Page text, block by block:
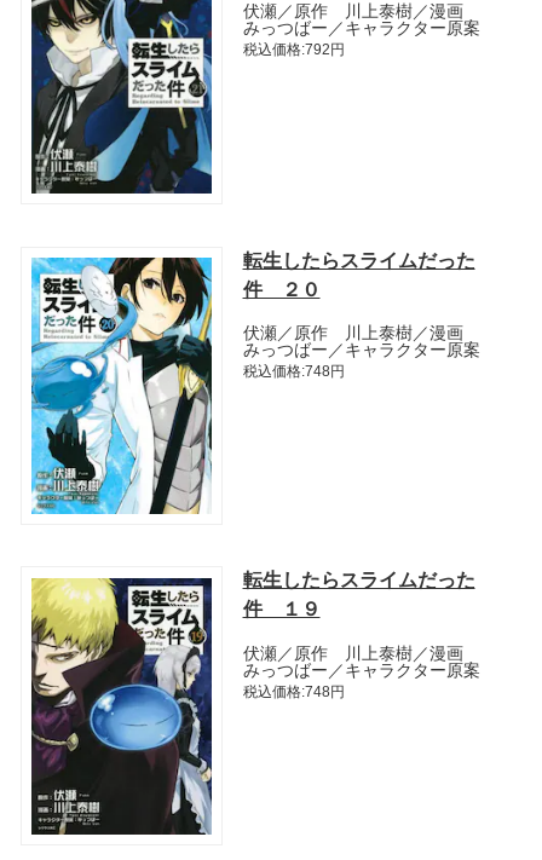
伏瀬／原作 川上泰樹／漫画
みっつばー／キャラクター原案
税込価格:792円
転生したらスライムだった
件 ２０
伏瀬／原作 川上泰樹／漫画
みっつばー／キャラクター原案
税込価格:748円
転生したらスライムだった
件 １９
伏瀬／原作 川上泰樹／漫画
みっつばー／キャラクター原案
税込価格:748円